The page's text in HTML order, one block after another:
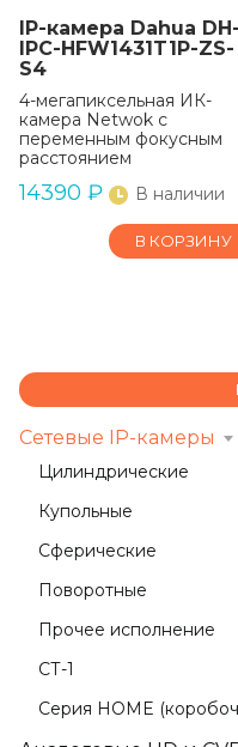
IP-камера Dahua DH-
IPC-HFW1431T1P-ZS-
S4
4-мегапиксельная ИК-
камера Netwok с
переменным фокусным
расстоянием
14390 ₽ В наличии
В КОРЗИНУ
Сетевые IP-камеры
Цилиндрические
Купольные
Сферические
Поворотные
Прочее исполнение
СТ-1
Серия HOME